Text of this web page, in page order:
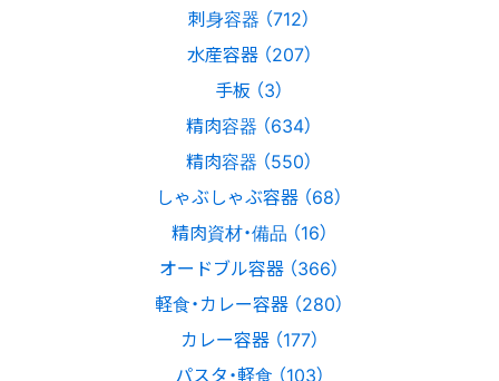
刺身容器 （712）
水産容器 （207）
手板 （3）
精肉容器 （634）
精肉容器 （550）
しゃぶしゃぶ容器 （68）
精肉資材・備品 （16）
オードブル容器 （366）
軽食・カレー容器 （280）
カレー容器 （177）
パスタ・軽食 （103）